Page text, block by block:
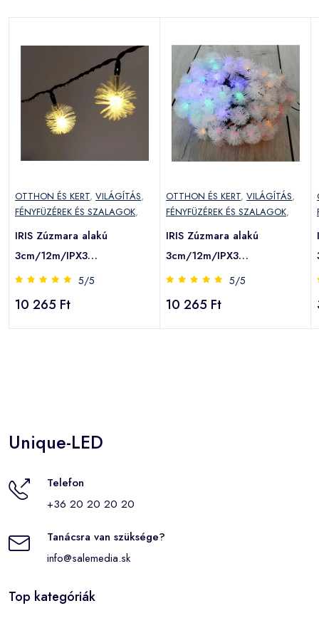
OTTHON ÉS KERT, VILÁGÍTÁS,
FÉNYFÜZÉREK ÉS SZALAGOK,
IRIS Zúzmara alakú
3cm/12m/IPX3
szabványos/meleg
fehér/100db LED-
5/5
10 265 Ft
OTTHON ÉS KERT, VILÁGÍTÁS,
FÉNYFÜZÉREK ÉS SZALAGOK,
IRIS Zúzmara alakú
3cm/12m/IPX3
szabványos/több
színű/100db LED-
5/5
10 265 Ft
Unique-LED
Telefon
+36 20 20 20 20
Tanácsra van szüksége?
info@salemedia.sk
Top kategóriák